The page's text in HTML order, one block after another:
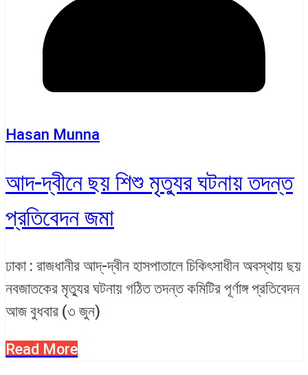
Hasan Munna
আদ-দ্বীনে ছয় শিশু মৃত্যুর ঘটনায় তদন্ত
প্রতিবেদন জমা
ঢাকা : রাজধানীর আদ্-দ্বীন হাসপাতালে চিকিৎসাধীন অবস্থায় ছয়
নবজাতকের মৃত্যুর ঘটনায় গঠিত তদন্ত কমিটির পূর্ণাঙ্গ প্রতিবেদন
আজ বুধবার (৩ জুন)
Read More